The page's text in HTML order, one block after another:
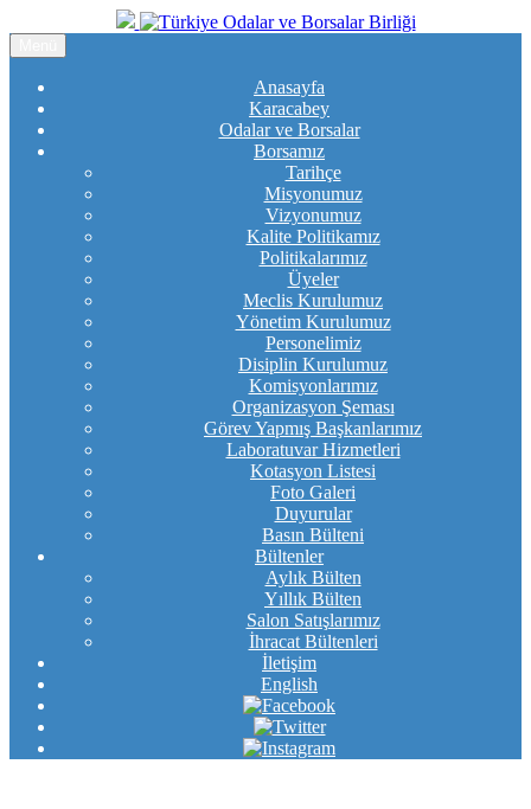
Anasayfa
Karacabey
Odalar ve Borsalar
Borsamız
Tarihçe
Misyonumuz
Vizyonumuz
Kalite Politikamız
Politikalarımız
Üyeler
Meclis Kurulumuz
Yönetim Kurulumuz
Personelimiz
Disiplin Kurulumuz
Komisyonlarımız
Organizasyon Şeması
Görev Yapmış Başkanlarımız
Laboratuvar Hizmetleri
Kotasyon Listesi
Foto Galeri
Duyurular
Basın Bülteni
Bültenler
Aylık Bülten
Yıllık Bülten
Salon Satışlarımız
İhracat Bültenleri
İletişim
English